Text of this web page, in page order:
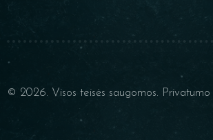
© 2026. Visos teisės saugomos. Privatumo